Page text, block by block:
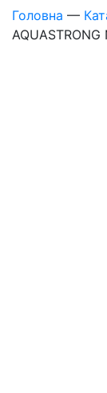
Головна —